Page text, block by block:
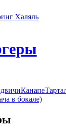
Канапе
в бокале)